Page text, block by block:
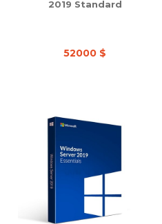
2019 Standard
52000 $